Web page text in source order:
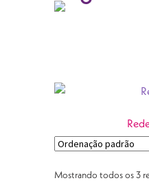
Mostrando todos os 3